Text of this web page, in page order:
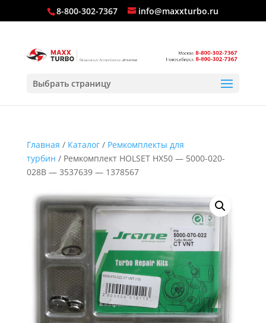
8-800-302-7367 info@maxxturbo.ru
Выбрать страницу
Главная / Каталог/ Ремкомплекты для
турбин / Ремкомплект HOLSET HX50 — 5000-020-
028B — 3537639 — 1378567